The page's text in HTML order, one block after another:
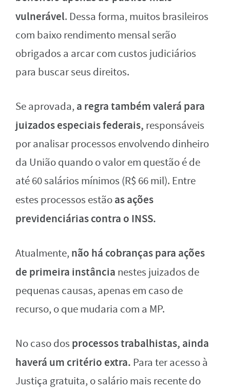
vulnerável. Dessa forma, muitos brasileiros
com baixo rendimento mensal serão
obrigados a arcar com custos judiciários
para buscar seus direitos.
Se aprovada, a regra também valerá para
juizados especiais federais, responsáveis
por analisar processos envolvendo dinheiro
da União quando o valor em questão é de
até 60 salários mínimos (R$ 66 mil). Entre
estes processos estãoas ações
previdenciárias contra o INSS.
Atualmente, não há cobranças para ações
de primeira instância nestes juizados de
pequenas causas, apenas em caso de
recurso, o que mudaria com a MP.
No caso dos processos trabalhistas, ainda
haverá um critério extra. Para ter acesso à
Justiça gratuita, o salário mais recente do